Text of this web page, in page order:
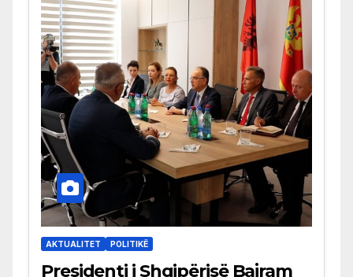
AKTUALITET POLITIKË
Presidenti i Shqipërisë Bajram